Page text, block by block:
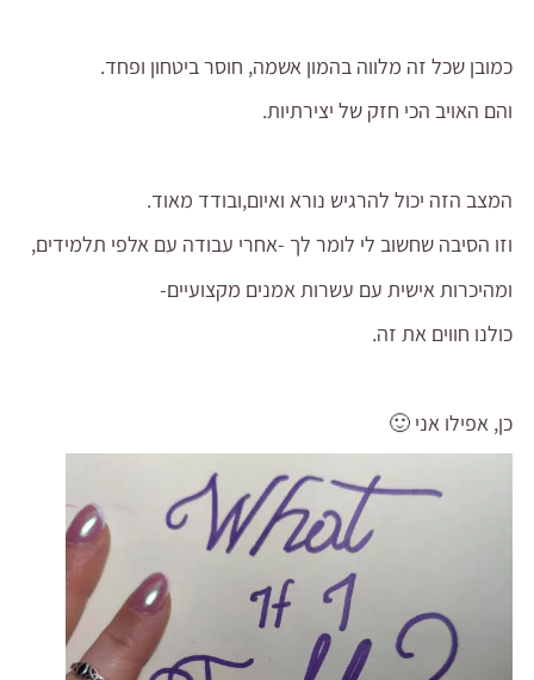
כמובן שכל זה מלווה בהמון אשמה, חוסר ביטחון ופחד.
והם האויב הכי חזק של יצירתיות.
המצב הזה יכול להרגיש נורא ואיום,ובודד מאוד.
וזו הסיבה שחשוב לי לומר לך -אחרי עבודה עם אלפי תלמידים,
ומהיכרות אישית עם עשרות אמנים מקצועיים-
כולנו חווים את זה.
כן, אפילו אני 🙂